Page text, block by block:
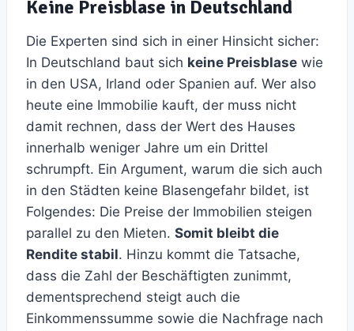
Keine Preisblase in Deutschland
Die Experten sind sich in einer Hinsicht sicher:
In Deutschland baut sich keine Preisblase wie
in den USA, Irland oder Spanien auf. Wer also
heute eine Immobilie kauft, der muss nicht
damit rechnen, dass der Wert des Hauses
innerhalb weniger Jahre um ein Drittel
schrumpft. Ein Argument, warum die sich auch
in den Städten keine Blasengefahr bildet, ist
Folgendes: Die Preise der Immobilien steigen
parallel zu den Mieten. Somit bleibt die
Rendite stabil. Hinzu kommt die Tatsache,
dass die Zahl der Beschäftigten zunimmt,
dementsprechend steigt auch die
Einkommenssumme sowie die Nachfrage nach